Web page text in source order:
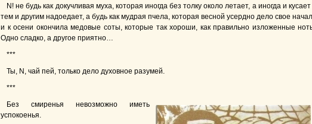
N! не будь как докучливая муха, которая иногда без толку около летает, а иногда и кусает
тем и другим надоедает, а будь как мудрая пчела, которая весной усердно дело свое
и к осени окончила медовые соты, которые так хороши, как правильно изложенные
Одно сладко, а другое приятно…
***
Ты, N, чай пей, только дело духовное разумей.
***
Без смиренья невозможно иметь
успокоенья.